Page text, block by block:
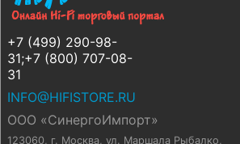
+7 (499) 290-98-
31;+7 (800) 707-08-
31
INFO@HIFISTORE.RU
ООО «СинергоИмпорт»
123060, г. Москва, ул. Маршала Рыбалко,